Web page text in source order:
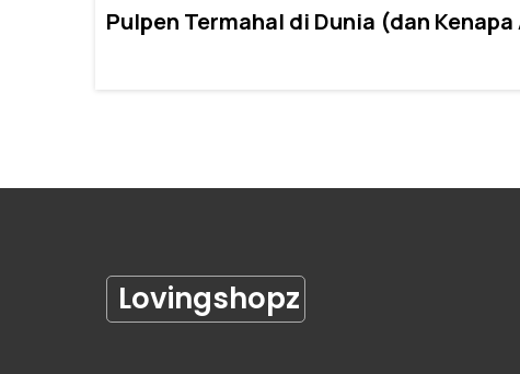
Pulpen Termahal di Dunia (dan
Lovingshopz